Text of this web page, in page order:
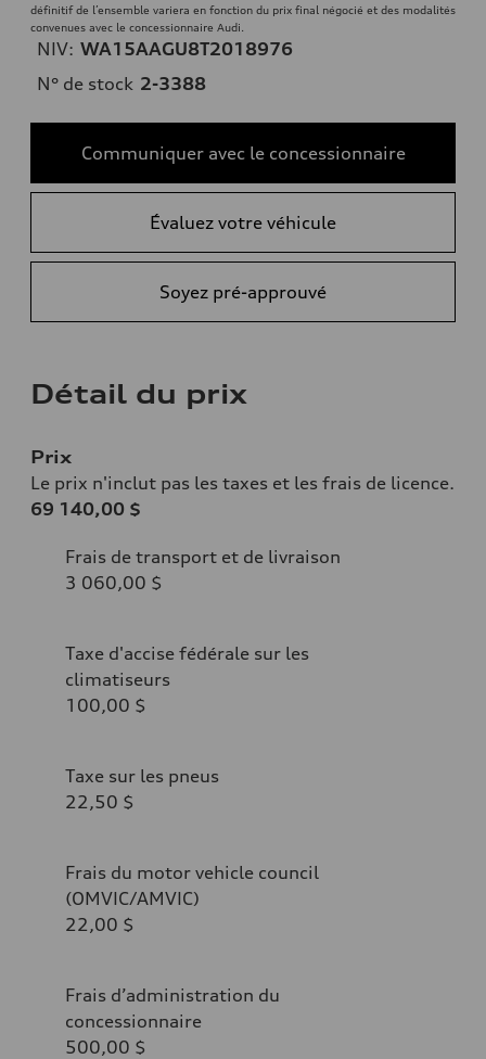
définitif de l’ensemble variera en fonction du prix final négocié et des modalités
convenues avec le concessionnaire Audi.
NIV: WA15AAGU8T2018976
N° de stock 2-3388
Communiquer avec le concessionnaire
Évaluez votre véhicule
Soyez pré-approuvé
Détail du prix
Prix
Le prix n'inclut pas les taxes et les frais de licence.
69 140,00 $
Frais de transport et de livraison
3 060,00 $
Taxe d'accise fédérale sur les
climatiseurs
100,00 $
Taxe sur les pneus
22,50 $
Frais du motor vehicle council
(OMVIC/AMVIC)
22,00 $
Frais d’administration du
concessionnaire
500,00 $